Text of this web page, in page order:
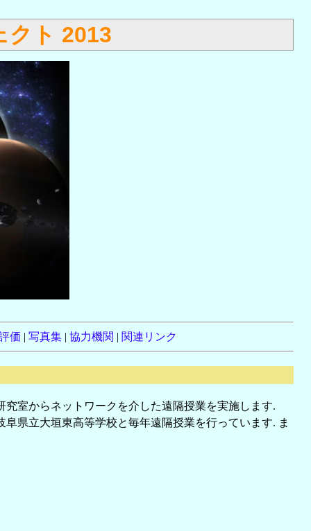
クト 2013
価 | 写真集 | 協力機関 | 関連リンク
室からネットワークを介した遠隔授業を実施します.
県立大垣東高等学校と毎年遠隔授業を行っています. ま